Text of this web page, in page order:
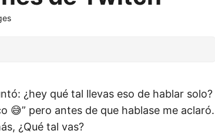
¿hey qué tal llevas eso de hablar solo?
😅” pero antes de que hablase me aclaró.
¿Qué tal vas?